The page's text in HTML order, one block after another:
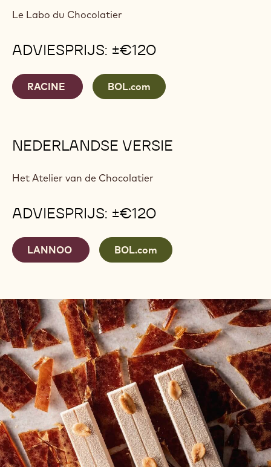
Le Labo du Chocolatier
ADVIESPRIJS: ±€120
RACINE BOL.com
NEDERLANDSE VERSIE
Het Atelier van de Chocolatier
ADVIESPRIJS: ±€120
LANNOO BOL.com